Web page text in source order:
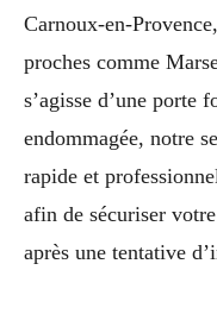
Carnoux-en-
proches comme
s’agisse d’une porte
endommagée, notre
rapide et
afin de sécuriser
après une tentative